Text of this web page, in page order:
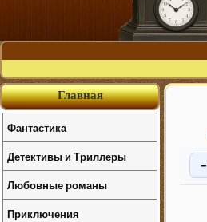
−
Главная
Фантастика
Детективы и Триллеры
Любовные романы
Приключения